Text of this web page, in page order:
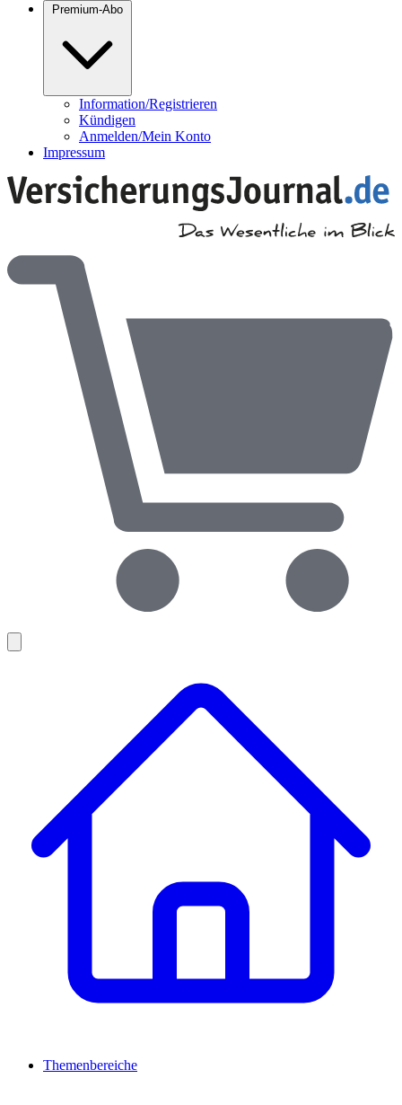
Premium-Abo
Information/Registrieren
Kündigen
Anmelden/Mein Konto
Impressum
Themenbereiche